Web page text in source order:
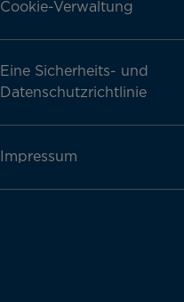
Cookie-Verwaltung
Eine Sicherheits- und
Datenschutzrichtlinie
Impressum